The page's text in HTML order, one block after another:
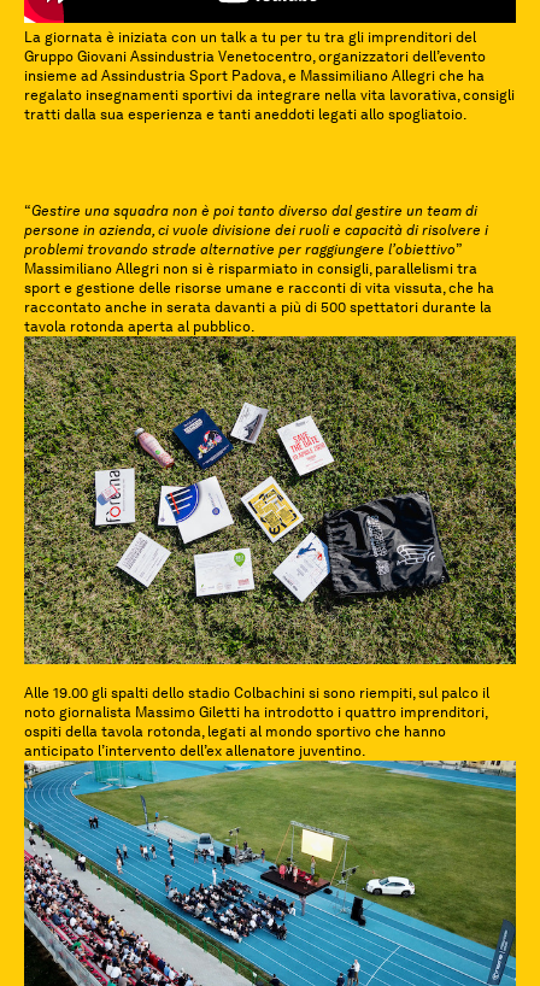
La giornata è iniziata con un talk a tu per tu tra gli imprenditori del
Gruppo Giovani Assindustria Venetocentro, organizzatori dell’evento
insieme ad Assindustria Sport Padova, e Massimiliano Allegri che ha
regalato insegnamenti sportivi da integrare nella vita lavorativa, consigli
tratti dalla sua esperienza e tanti aneddoti legati allo spogliatoio.
“Gestire una squadra non è poi tanto diverso dal gestire un team di
persone in azienda, ci vuole divisione dei ruoli e capacità di risolvere i
problemi trovando strade alternative per raggiungere l’obiettivo”
Massimiliano Allegri non si è risparmiato in consigli, parallelismi tra
sport e gestione delle risorse umane e racconti di vita vissuta, che ha
raccontato anche in serata davanti a più di 500 spettatori durante la
tavola rotonda aperta al pubblico.
Alle 19.00 gli spalti dello stadio Colbachini si sono riempiti, sul palco il
noto giornalista Massimo Giletti ha introdotto i quattro imprenditori,
ospiti della tavola rotonda, legati al mondo sportivo che hanno
anticipato l’intervento dell’ex allenatore juventino.